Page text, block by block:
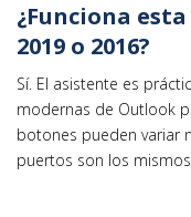
¿Funciona
2019 o 2016?
Sí. El asistente es
modernas de Outlook
botones pueden variar
puertos son los